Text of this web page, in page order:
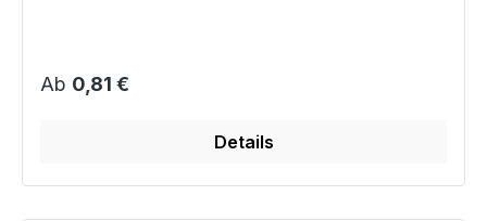
Regulärer Preis:
Ab 0,81 €
Details